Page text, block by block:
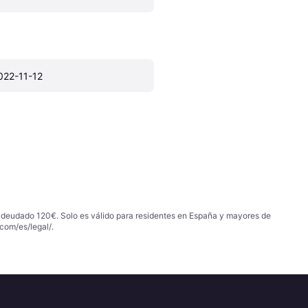
11-12
120€. Solo es válido para residentes en España y mayores de
es/legal/.